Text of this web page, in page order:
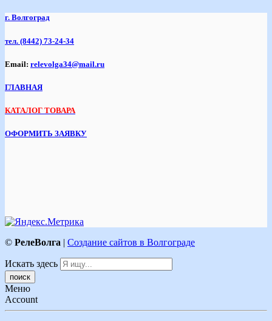
г. Волгоград
тел. (8442) 73-24-34
Email: relevolga34@mail.ru
ГЛАВНАЯ
КАТАЛОГ ТОВАРА
ОФОРМИТЬ ЗАЯВКУ
© РелеВолга | Создание сайтов в Волгограде
Искать здесь
Меню
Account